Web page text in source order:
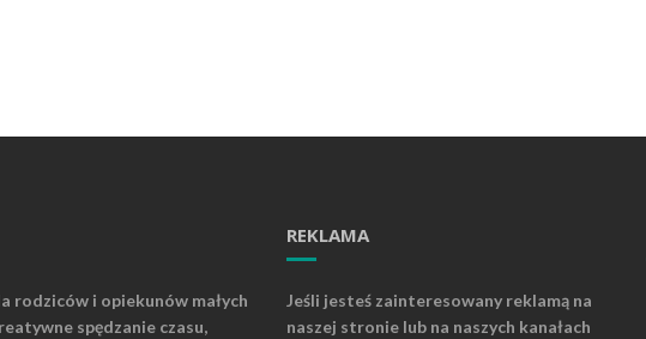
rodziców i opiekunów małych
spędzanie czasu,
REKLAMA
Jeśli jesteś zainteresowany reklamą na
naszej stronie lub na naszych kanałach